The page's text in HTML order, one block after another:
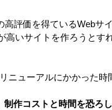
評価を得ているWebサ
高いサイトを作ろうとす
ニューアルにかかった時
制作コストと時間を恐ろ